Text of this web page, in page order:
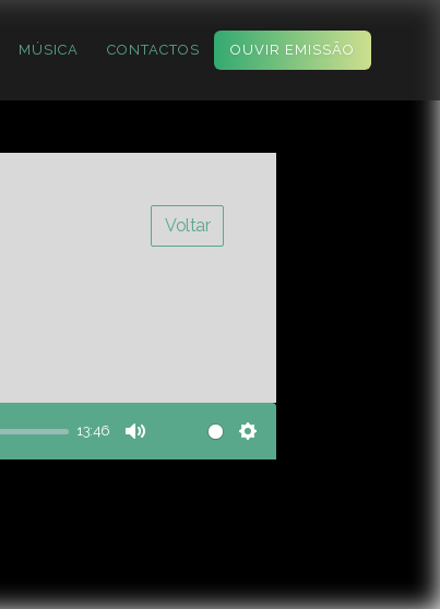
MÚSICA CONTACTOS OUVIR EMISSÃO
Voltar
13:46
Mute Settings